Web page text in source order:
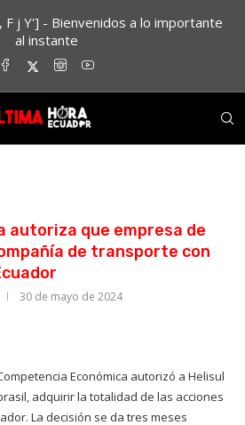
j Y'] - Bienvenidos a lo importante
al instante
autoriza que empresa de
de transporte con
30 de mayo de 2024
Económica autorizó a Helisul
adquirir la totalidad de las acciones
La decisión se da tres meses